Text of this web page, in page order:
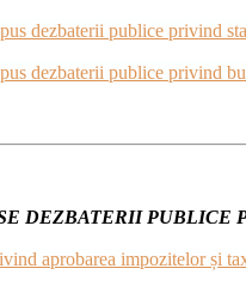
dezbaterii publice privind
dezbaterii publice privind
DEZBATERII PUBLICE
aprobarea impozitelor și